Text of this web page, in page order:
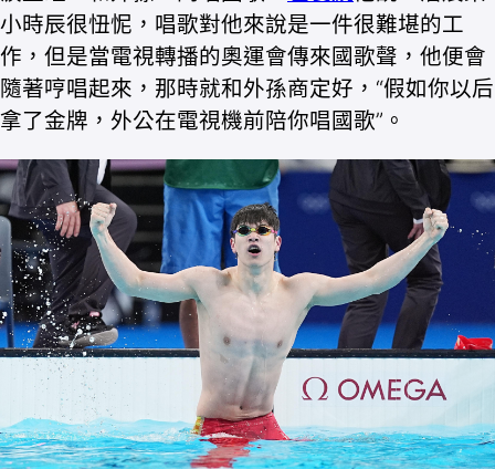
小時辰很忸怩，唱歌對他來說是一件很難堪的工
作，但是當電視轉播的奧運會傳來國歌聲，他便會
隨著哼唱起來，那時就和外孫商定好，“假如你以后
拿了金牌，外公在電視機前陪你唱國歌”。